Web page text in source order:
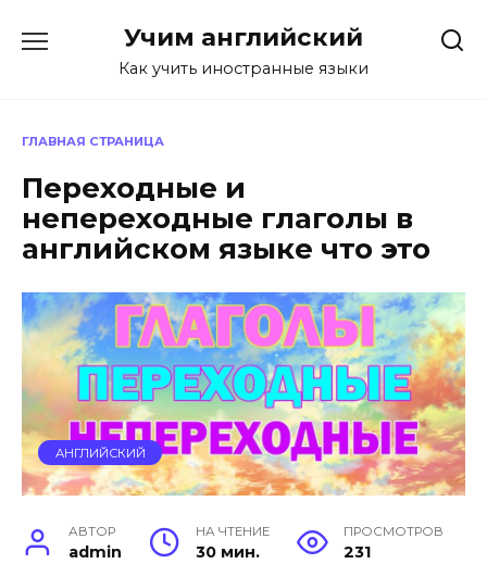
Учим английский
Как учить иностранные языки
ГЛАВНАЯ СТРАНИЦА
Переходные и
непереходные глаголы в
английском языке что это
АНГЛИЙСКИЙ
АВТОР
admin
НА ЧТЕНИЕ
30 мин.
ПРОСМОТРОВ
231